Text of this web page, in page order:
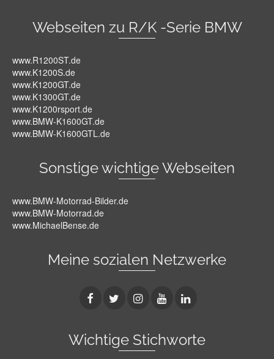
Webseiten zu R/K -Serie BMW
www.R1200ST.de
www.K1200S.de
www.K1200GT.de
www.K1300GT.de
www.K1200rsport.de
www.BMW-K1600GT.de
www.BMW-K1600GTL.de
Sonstige wichtige Webseiten
www.BMW-Motorrad-Bilder.de
www.BMW-Motorrad.de
www.MichaelBense.de
Meine sozialen Netzwerke
Wichtige Stichworte